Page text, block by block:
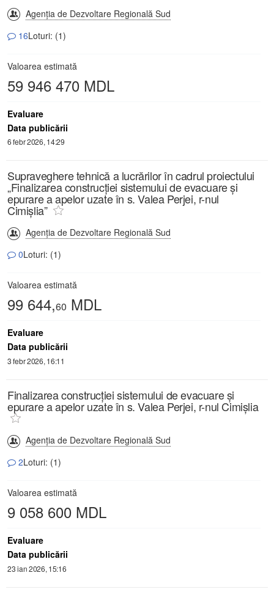
Agenția de Dezvoltare Regională Sud
16Loturi: (1)
Valoarea estimată
59 946 470 MDL
Evaluare
Data publicării
6 febr 2026, 14:29
Supraveghere tehnică a lucrărilor în cadrul proiectului
„Finalizarea construcției sistemului de evacuare și
epurare a apelor uzate în s. Valea Perjei, r-nul
Cimișlia”
Agenția de Dezvoltare Regională Sud
0Loturi: (1)
Valoarea estimată
99 644,60 MDL
Evaluare
Data publicării
3 febr 2026, 16:11
Finalizarea construcției sistemului de evacuare și
epurare a apelor uzate în s. Valea Perjei, r-nul Cimișlia
Agenția de Dezvoltare Regională Sud
2Loturi: (1)
Valoarea estimată
9 058 600 MDL
Evaluare
Data publicării
23 ian 2026, 15:16